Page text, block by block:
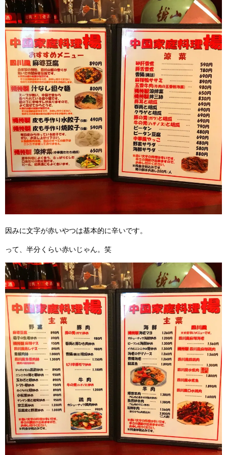
因みに文字が赤いやつは基本的に辛いです。
って、半分くらい赤いじゃん。笑